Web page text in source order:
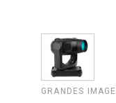
GRANDES